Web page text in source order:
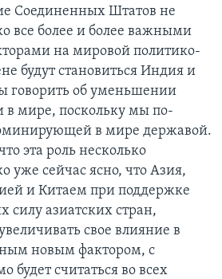
Соединенных Штатов не
все более и более важными
на мировой политико-
будут становиться Индия и
говорить об уменьшении
в мире, поскольку мы по-
в мире державой.
эта роль несколько
уже сейчас ясно, что Азия,
и Китаем при поддержке
азиатских стран,
свое влияние в
новым фактором, с
будет считаться во всех